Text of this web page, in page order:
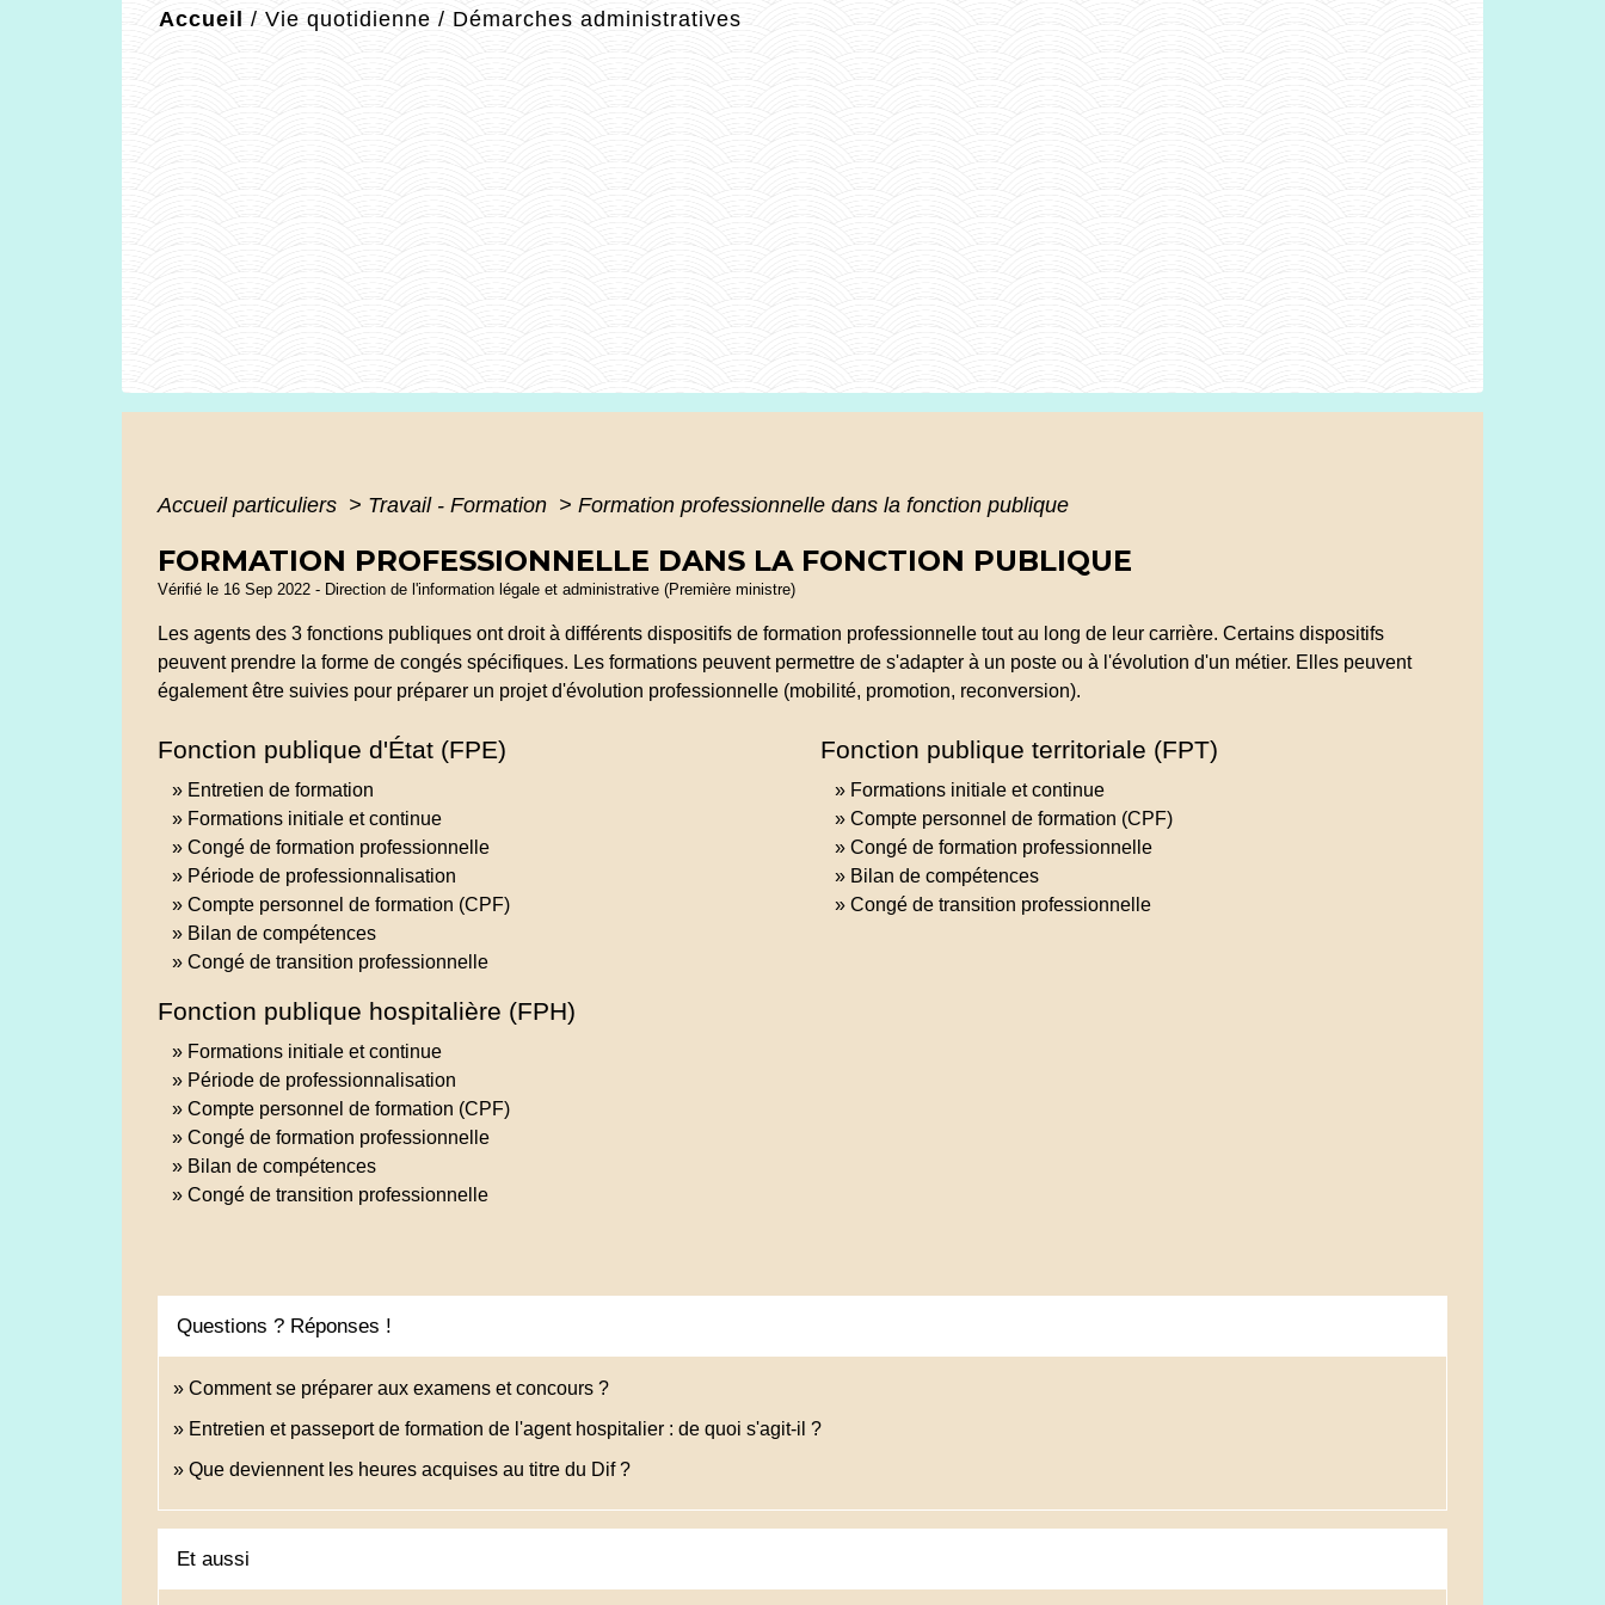
Accueil / Vie quotidienne / Démarches administratives
Accueil particuliers > Travail - Formation > Formation professionnelle dans la fonction publique
FORMATION PROFESSIONNELLE DANS LA FONCTION PUBLIQUE
Vérifié le 16 Sep 2022 - Direction de l'information légale et administrative (Première ministre)
Les agents des 3 fonctions publiques ont droit à différents dispositifs de formation professionnelle tout au long de leur carrière. Certains dispositifs
peuvent prendre la forme de congés spécifiques. Les formations peuvent permettre de s'adapter à un poste ou à l'évolution d'un métier. Elles peuvent
également être suivies pour préparer un projet d'évolution professionnelle (mobilité, promotion, reconversion).
Fonction publique d'État (FPE)
Entretien de formation
Formations initiale et continue
Congé de formation professionnelle
Période de professionnalisation
Compte personnel de formation (CPF)
Bilan de compétences
Congé de transition professionnelle
Fonction publique territoriale (FPT)
Formations initiale et continue
Compte personnel de formation (CPF)
Congé de formation professionnelle
Bilan de compétences
Congé de transition professionnelle
Fonction publique hospitalière (FPH)
Formations initiale et continue
Période de professionnalisation
Compte personnel de formation (CPF)
Congé de formation professionnelle
Bilan de compétences
Congé de transition professionnelle
Questions ? Réponses !
Comment se préparer aux examens et concours ?
Entretien et passeport de formation de l'agent hospitalier : de quoi s'agit-il ?
Que deviennent les heures acquises au titre du Dif ?
Et aussi